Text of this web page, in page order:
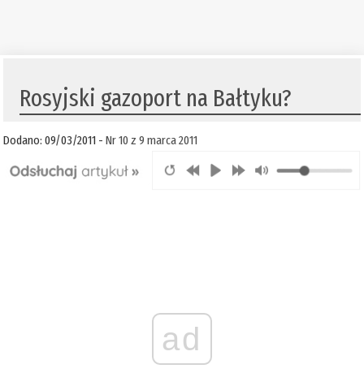
Rosyjski gazoport na Bałtyku?
Dodano: 09/03/2011 -Nr 10 z 9 marca 2011
ad